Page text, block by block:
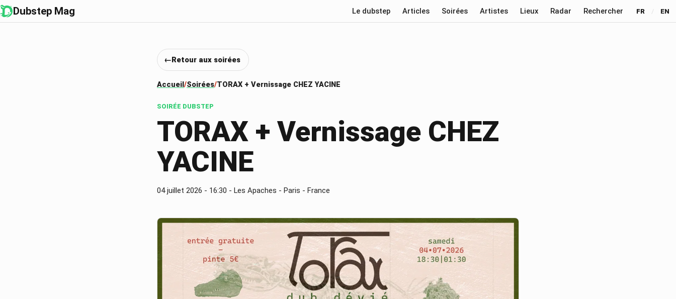
Dubstep Mag Le dubstep Articles Soirées Artistes Lieux Radar Rechercher FR / EN
Retour aux soirées
Accueil Soirées TORAX + Vernissage CHEZ YACINE
SOIRÉE DUBSTEP
TORAX + Vernissage CHEZ
YACINE
04 juillet 2026 - 16:30 - Les Apaches - Paris - France